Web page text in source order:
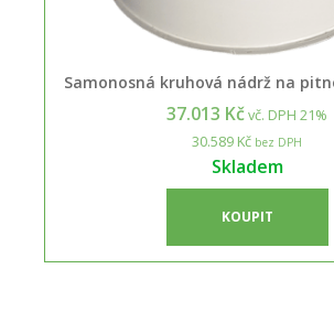
Samonosná kruhová nádrž na
37.013 Kčvč. DPH 21%
30.589 Kč bez DPH
Skladem
KOUPIT